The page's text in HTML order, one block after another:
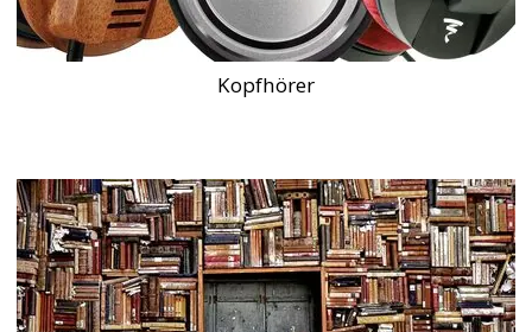
Kopfhörer